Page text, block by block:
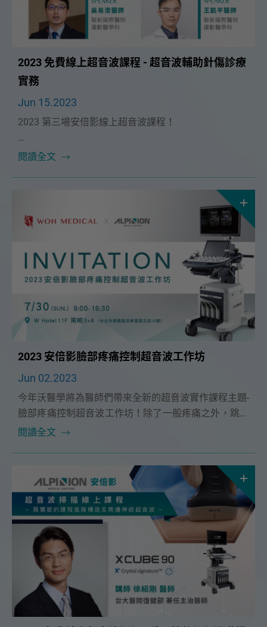
2023 免費線上超音波課程 - 超音波輔助針傷診療
實務
Jun 15.2023
2023 第三場安倍影線上超音波課程！
本次課程很榮幸能邀請到🔥聯新國際醫院 吳易澄醫師
閱讀全文
2023 安倍影臉部疼痛控制超音波工作坊
Jun 02.2023
今年沃醫學將為醫師們帶來全新的超音波實作課程主題-
臉部疼痛控制超音波工作坊！除了一般疼痛之外，跳脫
傳統熟悉領域， 臉部區域精細又複雜的肌肉、神經、血
將會有不同以往的大開眼界！
閱讀全文